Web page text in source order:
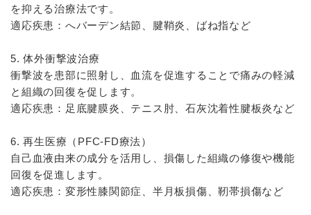
を抑える治療法です。
適応疾患：へバーデン結節、腱鞘炎、ばね指など
5. 体外衝撃波治療
衝撃波を患部に照射し、血流を促進することで痛みの軽減
と組織の回復を促します。
適応疾患：足底腱膜炎、テニス肘、石灰沈着性腱板炎など
6. 再生医療（PFC-FD療法）
自己血液由来の成分を活用し、損傷した組織の修復や機能
回復を促進します。
適応疾患：変形性膝関節症、半月板損傷、靭帯損傷など